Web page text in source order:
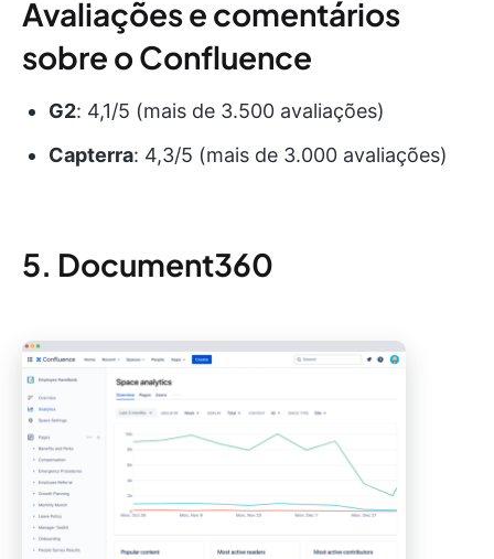
Avaliações e comentários
sobre o Confluence
G2: 4,1/5 (mais de 3.500 avaliações)
Capterra: 4,3/5 (mais de 3.000 avaliações)
5. Document360